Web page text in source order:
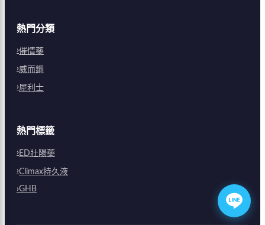
熱門分類
催情藥
威而鋼
犀利士
熱門標籤
ED壯陽藥
Climax持久液
GHB